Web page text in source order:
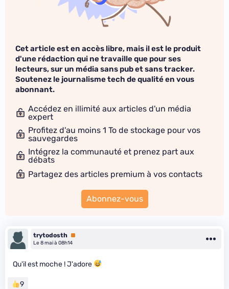
Cet article est en accès libre, mais il est le produit
d'une rédaction qui ne travaille que pour ses
lecteurs, sur un média sans pub et sans tracker.
Soutenez le journalisme tech de qualité en vous
abonnant.
Accédez en illimité aux articles d'un média
expert
Profitez d'au moins 1 To de stockage pour vos
sauvegardes
Intégrez la communauté et prenez part aux
débats
Partagez des articles premium à vos contacts
Abonnez-vous
trytodosth Premium
Le 8 mai à 08h14
Qu'il est moche ! J'adore
9